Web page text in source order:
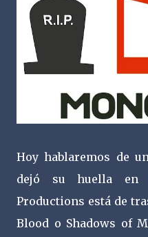
Hoy hablaremos de
dejó su huella en
Productions está de
Blood o Shadows of